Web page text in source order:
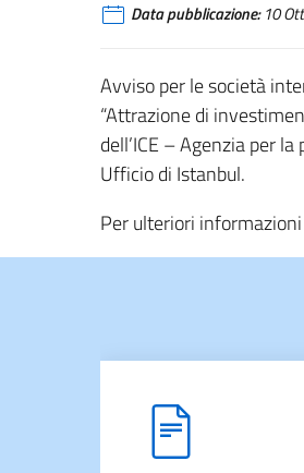
Data pubblicazione:10
Avviso per le società
“Attrazione di
dell’ICE – Agenzia per
Ufficio di Istanbul.
Per ulteriori